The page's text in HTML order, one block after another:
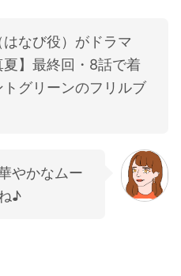
なび役）がドラマ
夏】最終回・8話で着
トグリーンのフリルブ
やかなムー
♪